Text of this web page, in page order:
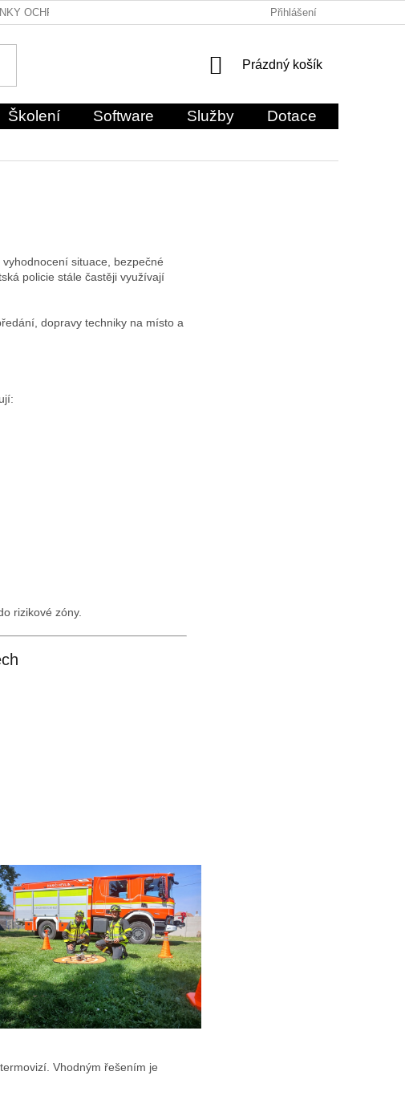
OCHRANY OSOBNÍCH ÚDAJŮ Přihlášení
NÁKUPNÍ
Prázdný košík
Školení Software Služby Dotace
situace, bezpečné
policie stále častěji využívají
dopravy techniky na místo a
rizikové zóny.
Vhodným řešením je